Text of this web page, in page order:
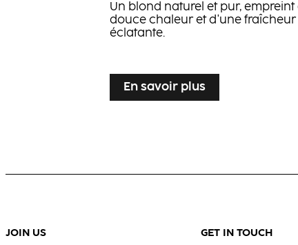
Un blond naturel et pur,
douce chaleur et d'une fraîcheur
éclatante.
...
En savoir plus
JOIN US GET IN TOUCH